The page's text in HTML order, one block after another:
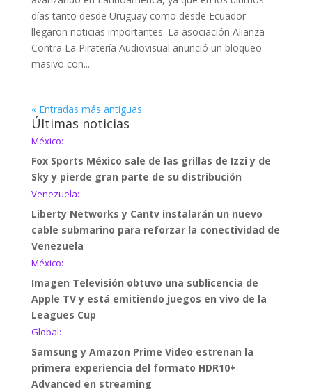
días tanto desde Uruguay como desde Ecuador
llegaron noticias importantes. La asociación Alianza
Contra La Piratería Audiovisual anunció un bloqueo
masivo con...
« Entradas más antiguas
Últimas noticias
México:
Fox Sports México sale de las grillas de Izzi y de
Sky y pierde gran parte de su distribución
Venezuela:
Liberty Networks y Cantv instalarán un nuevo
cable submarino para reforzar la conectividad de
Venezuela
México:
Imagen Televisión obtuvo una sublicencia de
Apple TV y está emitiendo juegos en vivo de la
Leagues Cup
Global:
Samsung y Amazon Prime Video estrenan la
primera experiencia del formato HDR10+
Advanced en streaming